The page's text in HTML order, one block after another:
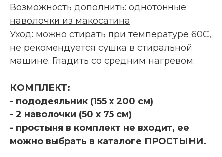
Возможность дополнить: однотонные
наволочки из макосатина
Уход: можно стирать при температуре 60С,
не рекомендуется сушка в стиральной
машине. Гладить со средним нагревом.
КОМПЛЕКТ:
- пододеяльник (155 х 200 см)
- 2 наволочки (50 х 75 см)
- простыня в комплект не входит, ее
можно выбрать в каталоге ПРОСТЫНИ.